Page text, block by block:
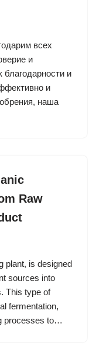
всех
и
и
и
наша
Raw
plant, is designed
sources into
This type of
fermentation,
processes to…